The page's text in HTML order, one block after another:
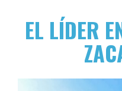
EL LÍDER